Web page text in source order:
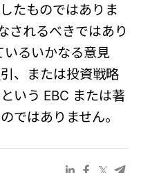
たものではありま
されるべきではあり
いるいかなる意見
、または投資戦略
いう EBC または著
ではありません。